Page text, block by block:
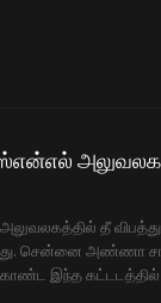
தீ
சென்னை அண்ணா
கொண்ட இந்த